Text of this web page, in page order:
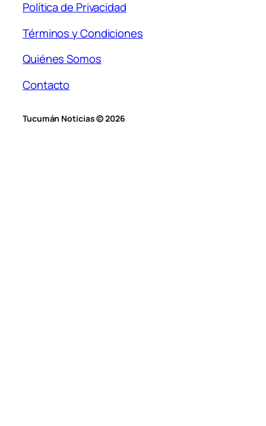
Política de Privacidad
Términos y Condiciones
Quiénes Somos
Contacto
Tucumán Noticias © 2026